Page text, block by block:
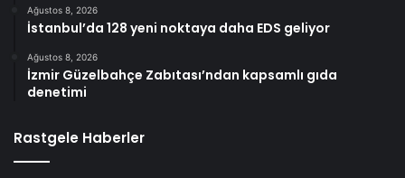
Ağustos 8, 2026
İstanbul’da 128 yeni noktaya daha EDS geliyor
Ağustos 8, 2026
İzmir Güzelbahçe Zabıtası’ndan kapsamlı gıda
denetimi
Rastgele Haberler